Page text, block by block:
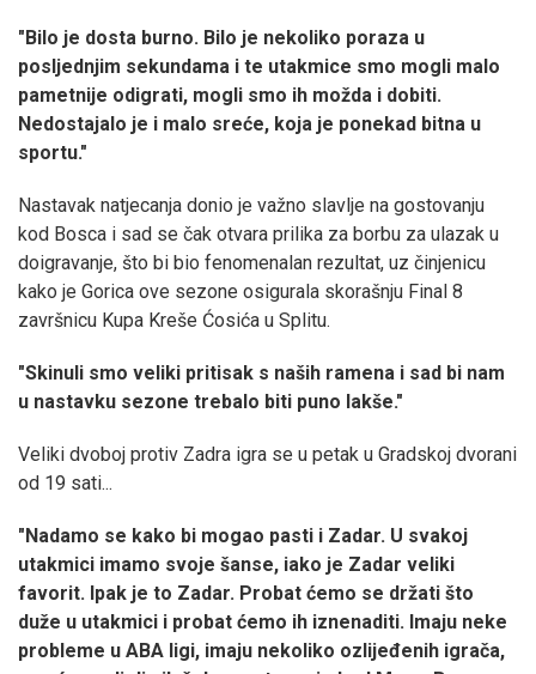
"Bilo je dosta burno. Bilo je nekoliko poraza u
posljednjim sekundama i te utakmice smo mogli malo
pametnije odigrati, mogli smo ih možda i dobiti.
Nedostajalo je i malo sreće, koja je ponekad bitna u
sportu."
Nastavak natjecanja donio je važno slavlje na gostovanju
kod Bosca i sad se čak otvara prilika za borbu za ulazak u
doigravanje, što bi bio fenomenalan rezultat, uz činjenicu
kako je Gorica ove sezone osigurala skorašnju Final 8
završnicu Kupa Kreše Ćosića u Splitu.
"Skinuli smo veliki pritisak s naših ramena i sad bi nam
u nastavku sezone trebalo biti puno lakše."
Veliki dvoboj protiv Zadra igra se u petak u Gradskoj dvorani
od 19 sati...
"Nadamo se kako bi mogao pasti i Zadar. U svakoj
utakmici imamo svoje šanse, iako je Zadar veliki
favorit. Ipak je to Zadar. Probat ćemo se držati što
duže u utakmici i probat ćemo ih iznenaditi. Imaju neke
probleme u ABA ligi, imaju nekoliko ozlijeđenih igrača,